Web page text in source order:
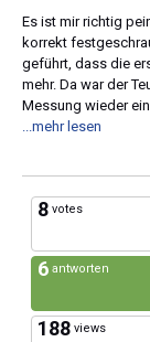
Es ist mir richtig
korrekt
geführt, dass die
mehr. Da war der
Messung wieder
...mehr lesen
8 votes
6 antworten
188 views